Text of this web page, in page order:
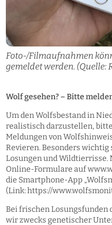
Foto-/Filmaufnahmen
gemeldet werden. (Quelle:
Wolf gesehen? – Bitte
Um den Wolfsbestand in
realistisch darzustellen,
Meldungen von
Revieren. Besonders
Losungen und Wildtierrisse.
Online-Formulare auf
die Smartphone-App
(Link: https://
Bei frischen
wir zwecks genetischer